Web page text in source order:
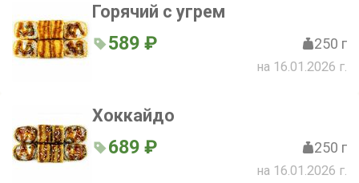
Горячий с угрем
589 ₽ 250 г
на 16.01.2026 г.
Хоккайдо
689 ₽ 250 г
на 16.01.2026 г.